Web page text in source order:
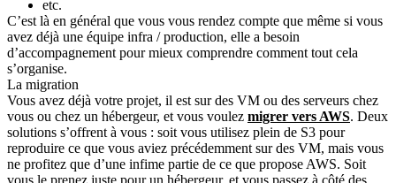
etc.
C’est là en général que vous vous rendez compte que même si vous
avez déjà une équipe infra / production, elle a besoin
d’accompagnement pour mieux comprendre comment tout cela
s’organise.
La migration
Vous avez déjà votre projet, il est sur des VM ou des serveurs chez
vous ou chez un hébergeur, et vous voulez migrer vers AWS. Deux
solutions s’offrent à vous : soit vous utilisez plein de S3 pour
reproduire ce que vous aviez précédemment sur des VM, mais vous
ne profitez que d’une infime partie de ce que propose AWS. Soit
vous le prenez juste pour un hébergeur, et vous passez à côté des